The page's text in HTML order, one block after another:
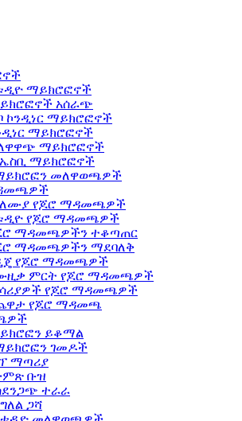
ማይክሮፎኖች
አሰራጭ
ኮንዲነር ማይክሮፎኖች
ማይክሮፎኖች
ማይክሮፎኖች
ማይክሮፎኖች
መለዋወጫዎች
የጆሮ ማዳመጫዎች
የጆሮ ማዳመጫዎች
ማዳመጫዎችን ተቆጣጠር
ማዳመጫዎችን ማደባለቅ
የጆሮ ማዳመጫዎች
ምርት የጆሮ ማዳመጫዎች
የጆሮ ማዳመጫዎች
የጆሮ ማዳመጫ
ይቆማል
ገመዶች
ማጣሪያ
ቡዝ
ተራራ
ጋሻ